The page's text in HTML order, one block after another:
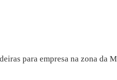
para empresa na zona